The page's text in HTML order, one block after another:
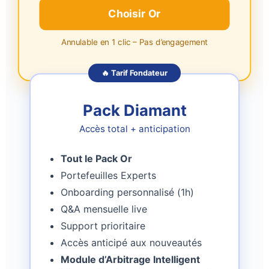
Choisir Or
Annulable en 1 clic – Pas d’engagement
🔥 Tarif Fondateur
Pack Diamant
Accès total + anticipation
Tout le Pack Or
Portefeuilles Experts
Onboarding personnalisé (1h)
Q&A mensuelle live
Support prioritaire
Accès anticipé aux nouveautés
Module d’Arbitrage Intelligent